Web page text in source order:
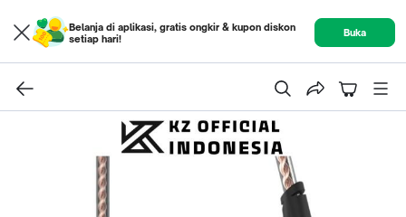
Belanja di aplikasi, gratis ongkir & kupon diskon
setiap hari!
Buka